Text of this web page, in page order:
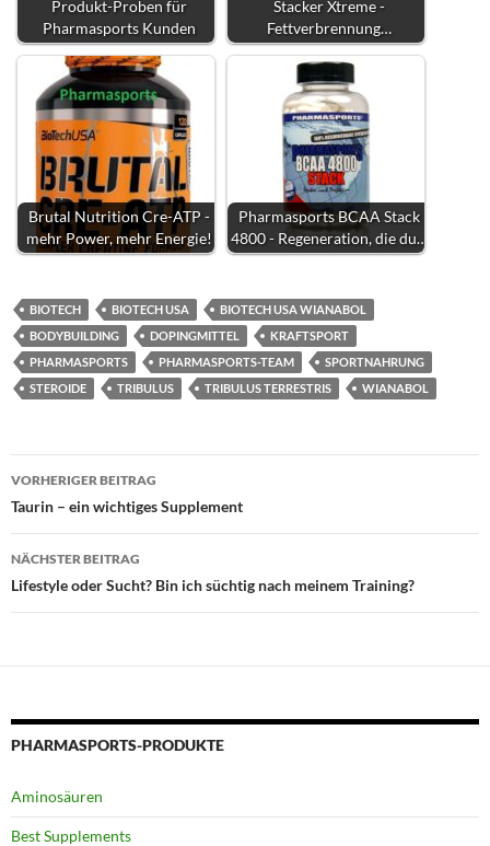
Produkt-Proben für
Pharmasports Kunden
Stacker Xtreme -
Fettverbrennung…
Brutal Nutrition Cre-ATP -
mehr Power, mehr Energie!
Pharmasports BCAA Stack
4800 - Regeneration, die du…
BIOTECH BIOTECH USA
BIOTECH USA WIANABOL
BODYBUILDING
DOPINGMITTEL
KRAFTSPORT
PHARMASPORTS
PHARMASPORTS-TEAM
SPORTNAHRUNG
STEROIDE
TRIBULUS TRIBULUS TERRESTRIS WIANABOL
Beitragsnavigation
VORHERIGER BEITRAG
Taurin – ein wichtiges Supplement
NÄCHSTER BEITRAG
Lifestyle oder Sucht? Bin ich süchtig nach meinem Training?
PHARMASPORTS-PRODUKTE
Aminosäuren
Best Supplements